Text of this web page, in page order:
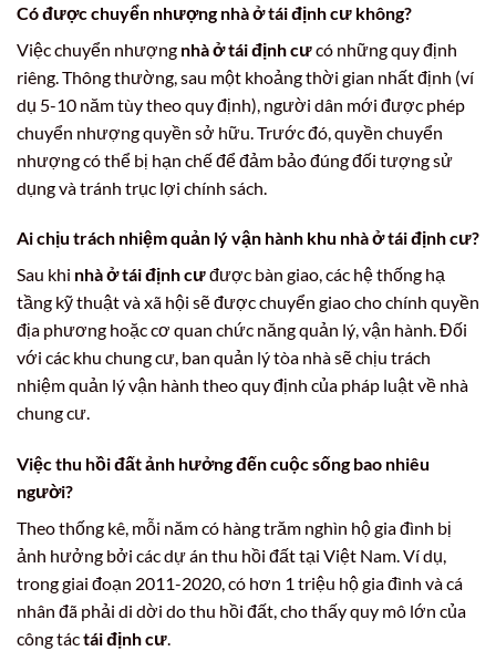
Có được chuyển nhượng nhà ở tái định cư không?
Việc chuyển nhượng nhà ở tái định cưcó những quy định
riêng. Thông thường, sau một khoảng thời gian nhất định (ví
dụ 5-10 năm tùy theo quy định), người dân mới được phép
chuyển nhượng quyền sở hữu. Trước đó, quyền chuyển
nhượng có thể bị hạn chế để đảm bảo đúng đối tượng sử
dụng và tránh trục lợi chính sách.
Ai chịu trách nhiệm quản lý vận hành khu nhà ở tái định cư?
Sau khi nhà ở tái định cưđược bàn giao, các hệ thống hạ
tầng kỹ thuật và xã hội sẽ được chuyển giao cho chính quyền
địa phương hoặc cơ quan chức năng quản lý, vận hành. Đối
với các khu chung cư, ban quản lý tòa nhà sẽ chịu trách
nhiệm quản lý vận hành theo quy định của pháp luật về nhà
chung cư.
Việc thu hồi đất ảnh hưởng đến cuộc sống bao nhiêu
người?
Theo thống kê, mỗi năm có hàng trăm nghìn hộ gia đình bị
ảnh hưởng bởi các dự án thu hồi đất tại Việt Nam. Ví dụ,
trong giai đoạn 2011-2020, có hơn 1 triệu hộ gia đình và cá
nhân đã phải di dời do thu hồi đất, cho thấy quy mô lớn của
công táctái định cư.